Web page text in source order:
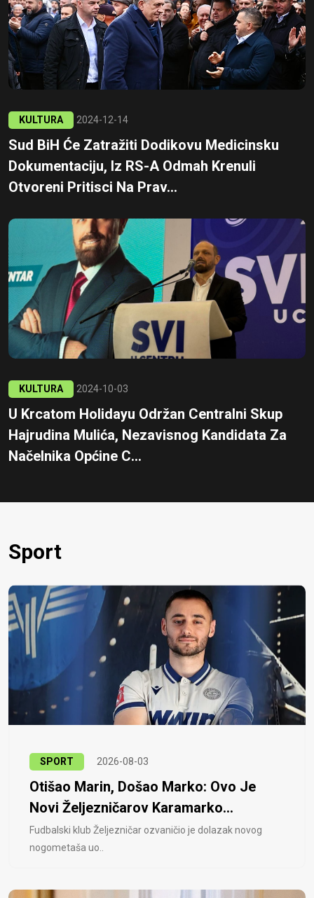
KULTURA 2024-12-14
Sud BiH Će Zatražiti Dodikovu Medicinsku
Dokumentaciju, Iz RS-A Odmah Krenuli
Otvoreni Pritisci Na Prav...
KULTURA 2024-10-03
U Krcatom Holidayu Održan Centralni Skup
Hajrudina Mulića, Nezavisnog Kandidata Za
Načelnika Općine C...
Sport
SPORT 2026-08-03
Otišao Marin, Došao Marko: Ovo Je
Novi Željezničarov Karamarko...
Fudbalski klub Željezničar ozvaničio je dolazak novog
nogometaša uo..